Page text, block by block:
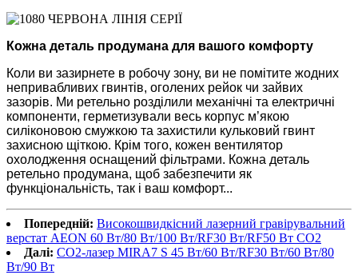
Кожна деталь продумана для вашого комфорту
Коли ви зазирнете в робочу зону, ви не помітите жодних
непривабливих гвинтів, оголених рейок чи зайвих
зазорів. Ми ретельно розділили механічні та електричні
компоненти, герметизували весь корпус м’якою
силіконовою смужкою та захистили кульковий гвинт
захисною щіткою. Крім того, кожен вентилятор
охолодження оснащений фільтрами. Кожна деталь
ретельно продумана, щоб забезпечити як
функціональність, так і ваш комфорт...
Попередній: Високошвидкісний лазерний гравірувальний
верстат AEON 60 Вт/80 Вт/100 Вт/RF30 Вт/RF50 Вт CO2
Далі: CO2-лазер MIRA7 S 45 Вт/60 Вт/RF30 Вт/60 Вт/80
Вт/90 Вт